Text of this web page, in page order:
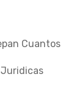
Cuantos